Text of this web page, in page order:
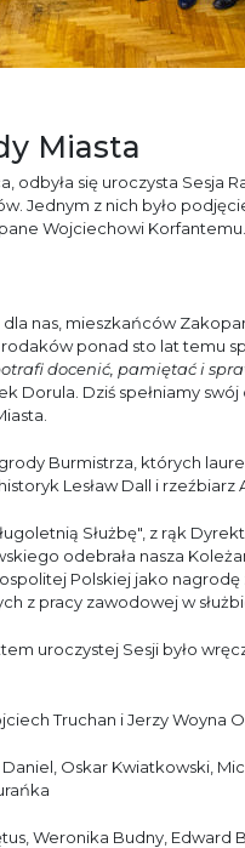
Miasta
odbyła się uroczysta Sesja
Jednym z nich było
Wojciechowi
dla nas, mieszkańców
ponad sto lat temu
docenić, pamiętać i
Dorula. Dziś spełniamy
Burmistrza, których
Lesław Dall i rzeźbiarz
Służbę", z rąk
odebrała nasza
Polskiej jako
z pracy zawodowej w
uroczystej Sesji było
Truchan i Jerzy Woyna
Oskar Kwiatkowski,
Weronika Budny, Edward